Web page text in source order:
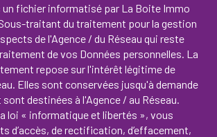
un fichier informatisé par La Boite Immo
traitant du traitement pour la gestion
de l'Agence / du Réseau qui reste
de vos Données personnelles. La
repose sur l'intérêt légitime de
Elles sont conservées jusqu'à demande
destinées à l'Agence / au Réseau.
loi « informatique et libertés », vous
d’accès, de rectification, d’effacement,